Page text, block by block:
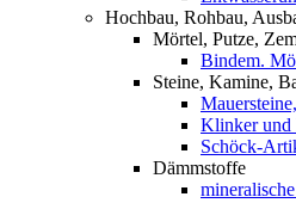
Hochbau, Rohbau,
Mörtel, Putze,
Bindem.
Steine, Kamine,
Klinker und
Schöck-
Dämmstoffe